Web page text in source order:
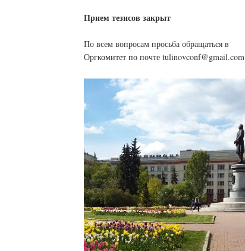
Прием тезисов закрыт
По всем вопросам просьба обращаться в
Оргкомитет по почте tulinovconf@gmail.com